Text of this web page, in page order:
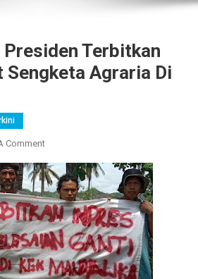
Terbitkan
Sengketa Agraria Di
CommentOn
Tuntut
Presiden
Terbitkan
Inpres
Terkait
Sengketa
Agraria